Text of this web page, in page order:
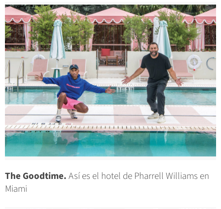
The Goodtime.Así es el hotel de Pharrell Williams en
Miami